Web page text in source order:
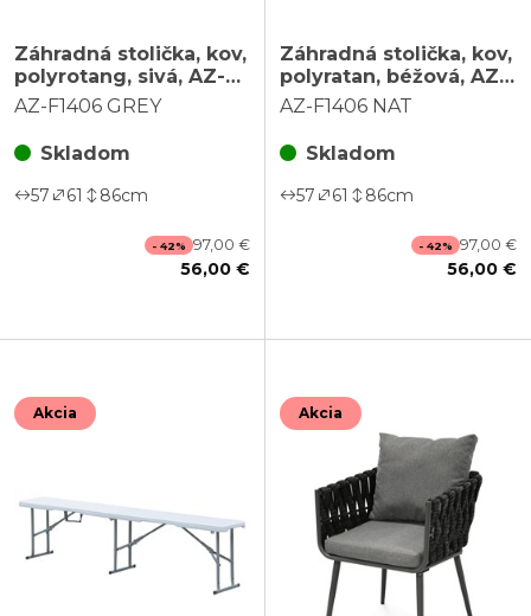
Záhradná stolička, kov,
polyrotang, sivá, AZ-
F1406 GREY
AZ-F1406 GREY
Skladom
57 61 86cm
- 42% 97,00 €
56,00 €
Záhradná stolička, kov,
polyratan, béžová, AZ-
F1406 NAT
AZ-F1406 NAT
Skladom
57 61 86cm
- 42% 97,00 €
56,00 €
Akcia Akcia